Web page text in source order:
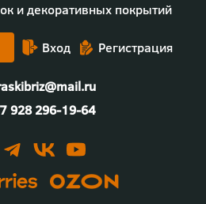
и декоративных покрытий
Вход Регистрация
928 296-19-64